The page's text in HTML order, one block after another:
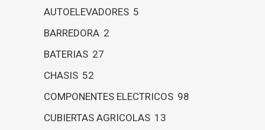
AUTOELEVADORES 5
BARREDORA 2
BATERIAS 27
CHASIS 52
COMPONENTES ELECTRICOS 98
CUBIERTAS AGRICOLAS 13